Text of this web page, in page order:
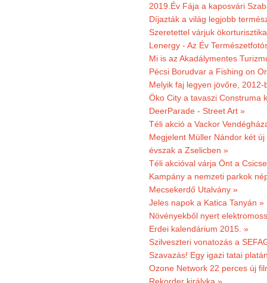
2019.Év Fája a kaposvári
Díjazták a világ legjobb
Szeretettel várjuk
Lenergy - Az Év
Mi is az Akadálymentes
Pécsi Borudvar a Fishing on
Melyik faj legyen jövőre,
Öko City a tavaszi Construma
DeerParade - Street Art »
Téli akció a Vackor
Megjelent Müller Nándor két
évszak a Zselicben »
Téli akcióval várja Önt a
Kampány a nemzeti parkok
Mecsekerdő Utalvány »
Jeles napok a Katica Tanyán »
Növényekből nyert
Erdei kalendárium 2015. »
Szilveszteri vonatozás a
Szavazás! Egy igazi tatai
Ozone Network 22 perces új
Rekorder királyka »